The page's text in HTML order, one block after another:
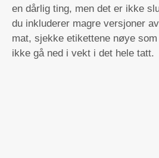
en dårlig ting, men det er ikke
du inkluderer magre versjoner
mat, sjekke etikettene nøye
ikke gå ned i vekt i det hele tatt.